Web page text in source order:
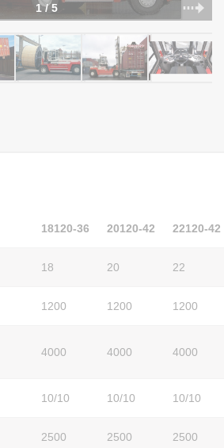
1 / 5
18120-36 20120-42 22120-42
18 20 22
1200 1200 1200
4000 4000 4000
10/10 10/10 10/10
2500 2500 2500